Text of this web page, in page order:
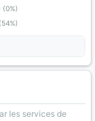
(0%)
les services de